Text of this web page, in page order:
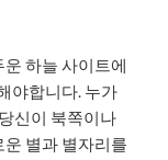
하늘 사이트에
야합니다. 누가
신이 북쪽이나
별과 별자리를